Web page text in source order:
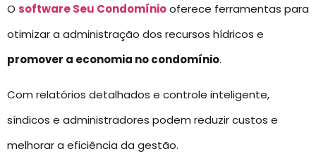
O software Seu Condomíniooferece ferramentas para
otimizar a administração dos recursos hídricos e
promover a economia no condomínio.
Com relatórios detalhados e controle inteligente,
síndicos e administradores podem reduzir custos e
melhorar a eficiência da gestão.